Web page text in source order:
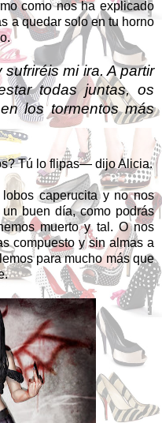
como nos ha explicado
a quedar solo en tu horno
mi ira. A partir
todas juntas, os
los tormentos más
Tú lo flipas— dijo Alicia.
caperucita y no nos
buen día, como podrás
muerto y tal. O nos
compuesto y sin almas a
para mucho más que